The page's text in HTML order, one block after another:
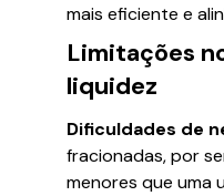
mais eficiente e
Limitações
liquidez
Dificuldades de
fracionadas, por
menores que uma